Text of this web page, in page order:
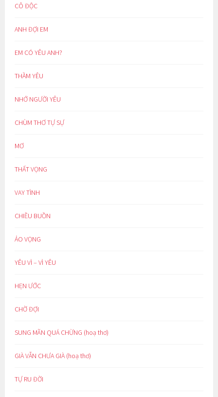
CÔ ĐỘC
ANH ĐỢI EM
EM CÓ YÊU ANH?
THẦM YÊU
NHỚ NGƯỜI YÊU
CHÙM THƠ TỰ SỰ
MƠ
THẤT VỌNG
VAY TÌNH
CHIỀU BUỒN
ẢO VỌNG
YÊU VÌ – VÌ YÊU
HẸN ƯỚC
CHỜ ĐỢI
SUNG MÃN QUÁ CHỪNG (hoạ thơ)
GIÀ VẪN CHƯA GIÀ (hoạ thơ)
TỰ RU ĐỜI